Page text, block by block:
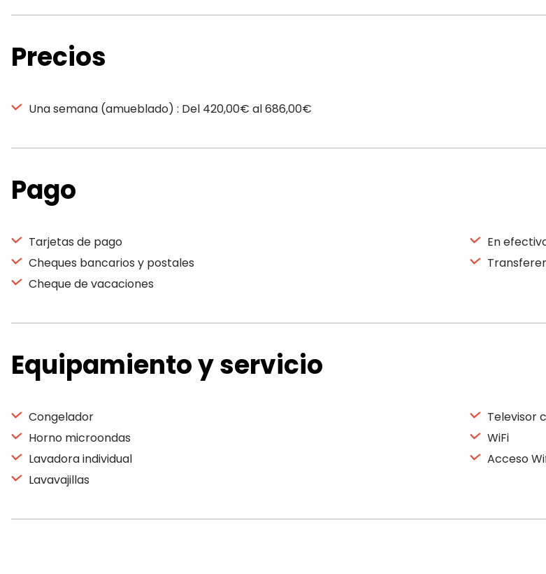
Precios
Una semana (amueblado) : Del 420,00€ al 686,00€
Pago
Tarjetas de pago
Cheques bancarios y postales
Cheque de vacaciones
En
Equipamiento y servicio
Congelador
Horno microondas
Lavadora individual
Lavavajillas
Televisor
WiFi
Acceso